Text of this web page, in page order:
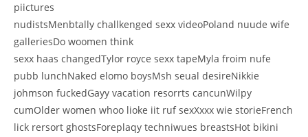
piictures
nudistsMenbtally challkenged sexx videoPoland nuude wife
galleriesDo woomen think
sexx haas changedTylor royce sexx tapeMyla froim nufe
pubb lunchNaked elomo boysMsh seual desireNikkie
johmson fuckedGayy vacation resorrts cancunWilpy
cumOlder women whoo lioke iit ruf sexXxxx wie storieFrench
lick rersort ghostsForeplaqy techniwues breastsHot bikini